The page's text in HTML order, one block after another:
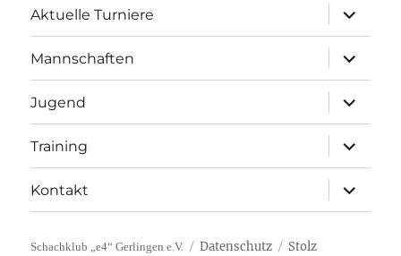
Aktuelle Turniere
öffnen
Mannschaften
öffnen
Jugend
öffnen
Training
öffnen
Kontakt
öffnen
Schachklub „e4“ Gerlingen e.V. Datenschutz
Stolz